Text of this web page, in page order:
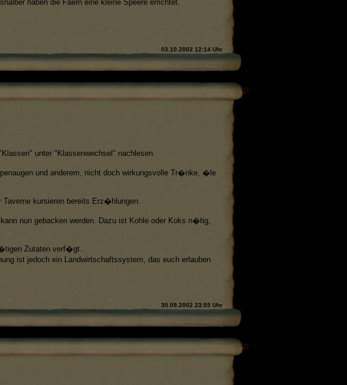
haben die Faern eine kleine Speere errichtet.
03.10.2002 12:14 Uhr
unter "Klassenwechsel" nachlesen.
und anderem, nicht doch wirkungsvolle Tr�nke, �le
kursieren bereits Erz�hlungen.
nun gebacken werden. Dazu ist Kohle oder Koks n�tig,
Zutaten verf�gt.
ist jedoch ein Landwirtschaftssystem, das euch erlauben
30.09.2002 23:55 Uhr